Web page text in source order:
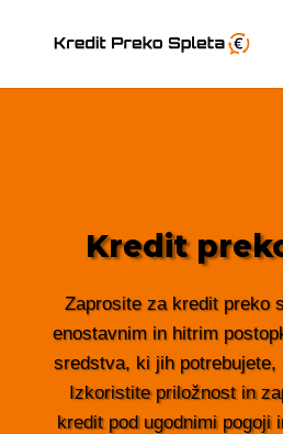
Kredit
Zaprosite za kredit preko
enostavnim in hitrim
sredstva, ki jih potrebujete,
Izkoristite priložnost in
kredit pod ugodnimi pogoji